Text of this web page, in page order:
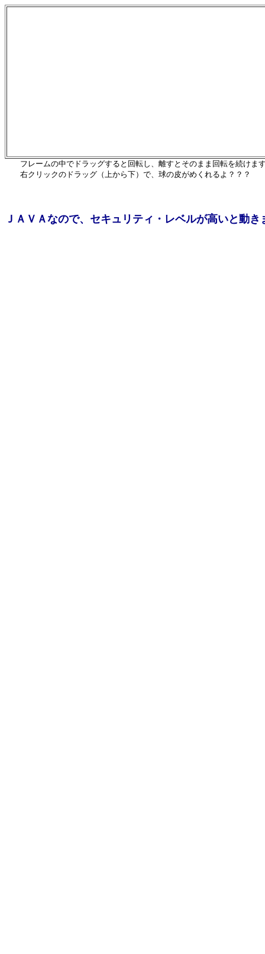
フレームの中でドラッグすると回転し、離すとそのまま回転を続けま
右クリックのドラッグ（上から下）で、球の皮がめくれるよ？？？
ＪＡＶＡなので、セキュリティ・レベルが高いと動き